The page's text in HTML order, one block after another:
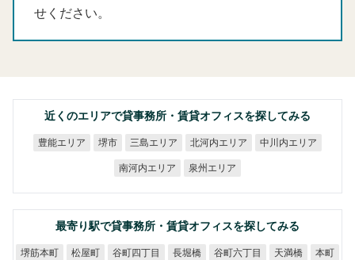
せください。
近くのエリアで貸事務所・賃貸オフィスを探してみる
豊能エリア 堺市 三島エリア 北河内エリア 中川内エリア
南河内エリア 泉州エリア
最寄り駅で貸事務所・賃貸オフィスを探してみる
堺筋本町 松屋町 谷町四丁目 長堀橋 谷町六丁目 天満橋 本町